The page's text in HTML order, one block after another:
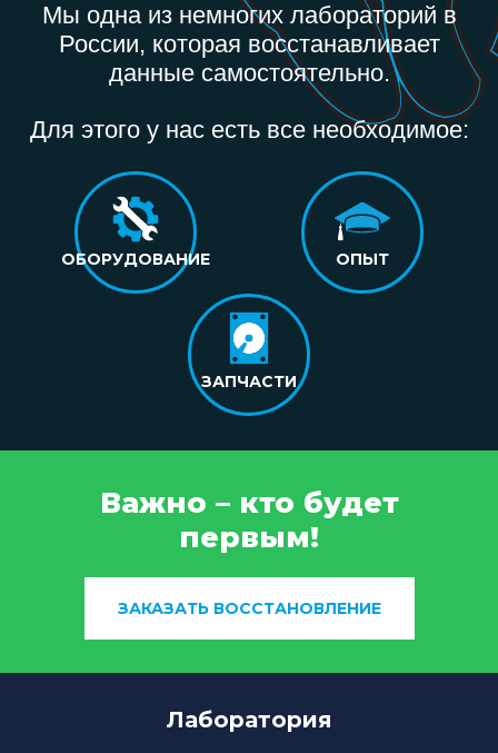
Мы одна из немногих лабораторий в
России, которая восстанавливает
данные самостоятельно.
Для этого у нас есть все необходимое:
ОБОРУДОВАНИЕ ОПЫТ
ЗАПЧАСТИ
Важно – кто будет
первым!
ЗАКАЗАТЬ ВОССТАНОВЛЕНИЕ
Лаборатория